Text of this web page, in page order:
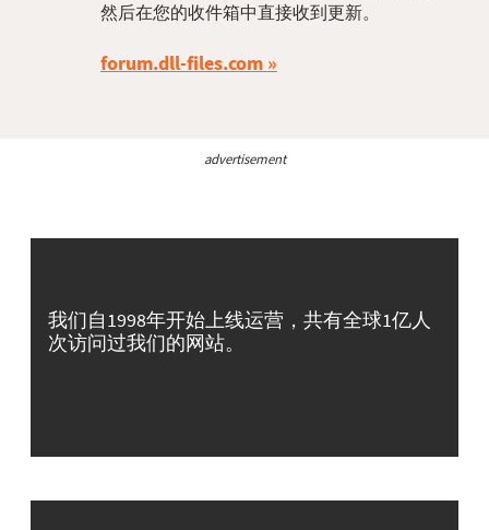
然后在您的收件箱中直接收到更新。
forum.dll-files.com
advertisement
我们自1998年开始上线运营，共有全球1亿人
次访问过我们的网站。